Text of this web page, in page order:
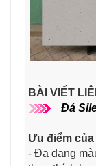
BÀI VIẾT
Đá
Ưu điểm
- Đa dạng